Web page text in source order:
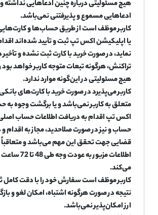
هیچ مسئولیتی درباره چنین ادعاهایی نداشته و
ادعاهایی مسموع و پذیرفتنی نمی‌باشد.
کاربر موظف است از طریق حساب‌ها و
یا اپلیکیشن اکس تپ ثبت و تأیید شده‌اند
نماید، در صورت خرید با کارت ثبت نشده و تأخیر
تراکنش، هرگونه تبعات متوجه کاربر خواهد
هیچ مسئولیتی در این‌گونه موارد ندارد.
کاربر می‌پذیرد در صورت خرید با کارت‌های
متعلق به کاربر نمی‌باشد و یا برگشت وجوه به
اکس تپ اقدام به دریافت اطلاعات حساب
حساب و نیز در صورت صلاحدید، مجاز به اقدام
قضایی جهت تحقق این مهم می‌باشد و متعاقباً
اطلاعات مزبور به
می‌کند.
کاربر موظف است سفارش خود را با دقت کامل
نتیجه در صورت هرگونه اشتباه، امکان لغو و
ارز امکان‌پذیر نمی‌باشد.